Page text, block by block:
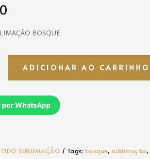
BOSQUE
ADICIONAR AO CARRINHO
por WhatsApp
SUBLIMAÇÃO Tags: bosque, sublimação,